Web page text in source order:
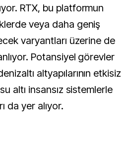
RTX, bu platformun
veya daha geniş
varyantları üzerine de
Potansiyel görevler
altyapılarının etkisiz
altı insansız sistemlerle
da yer alıyor.